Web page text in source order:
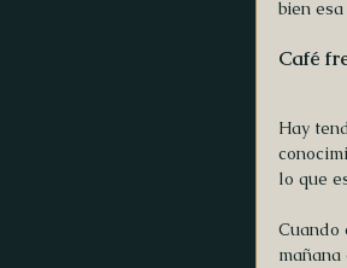
bien
Café
Hay
lo que
Cuando